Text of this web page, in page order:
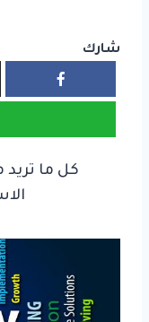
شارك
كل ما